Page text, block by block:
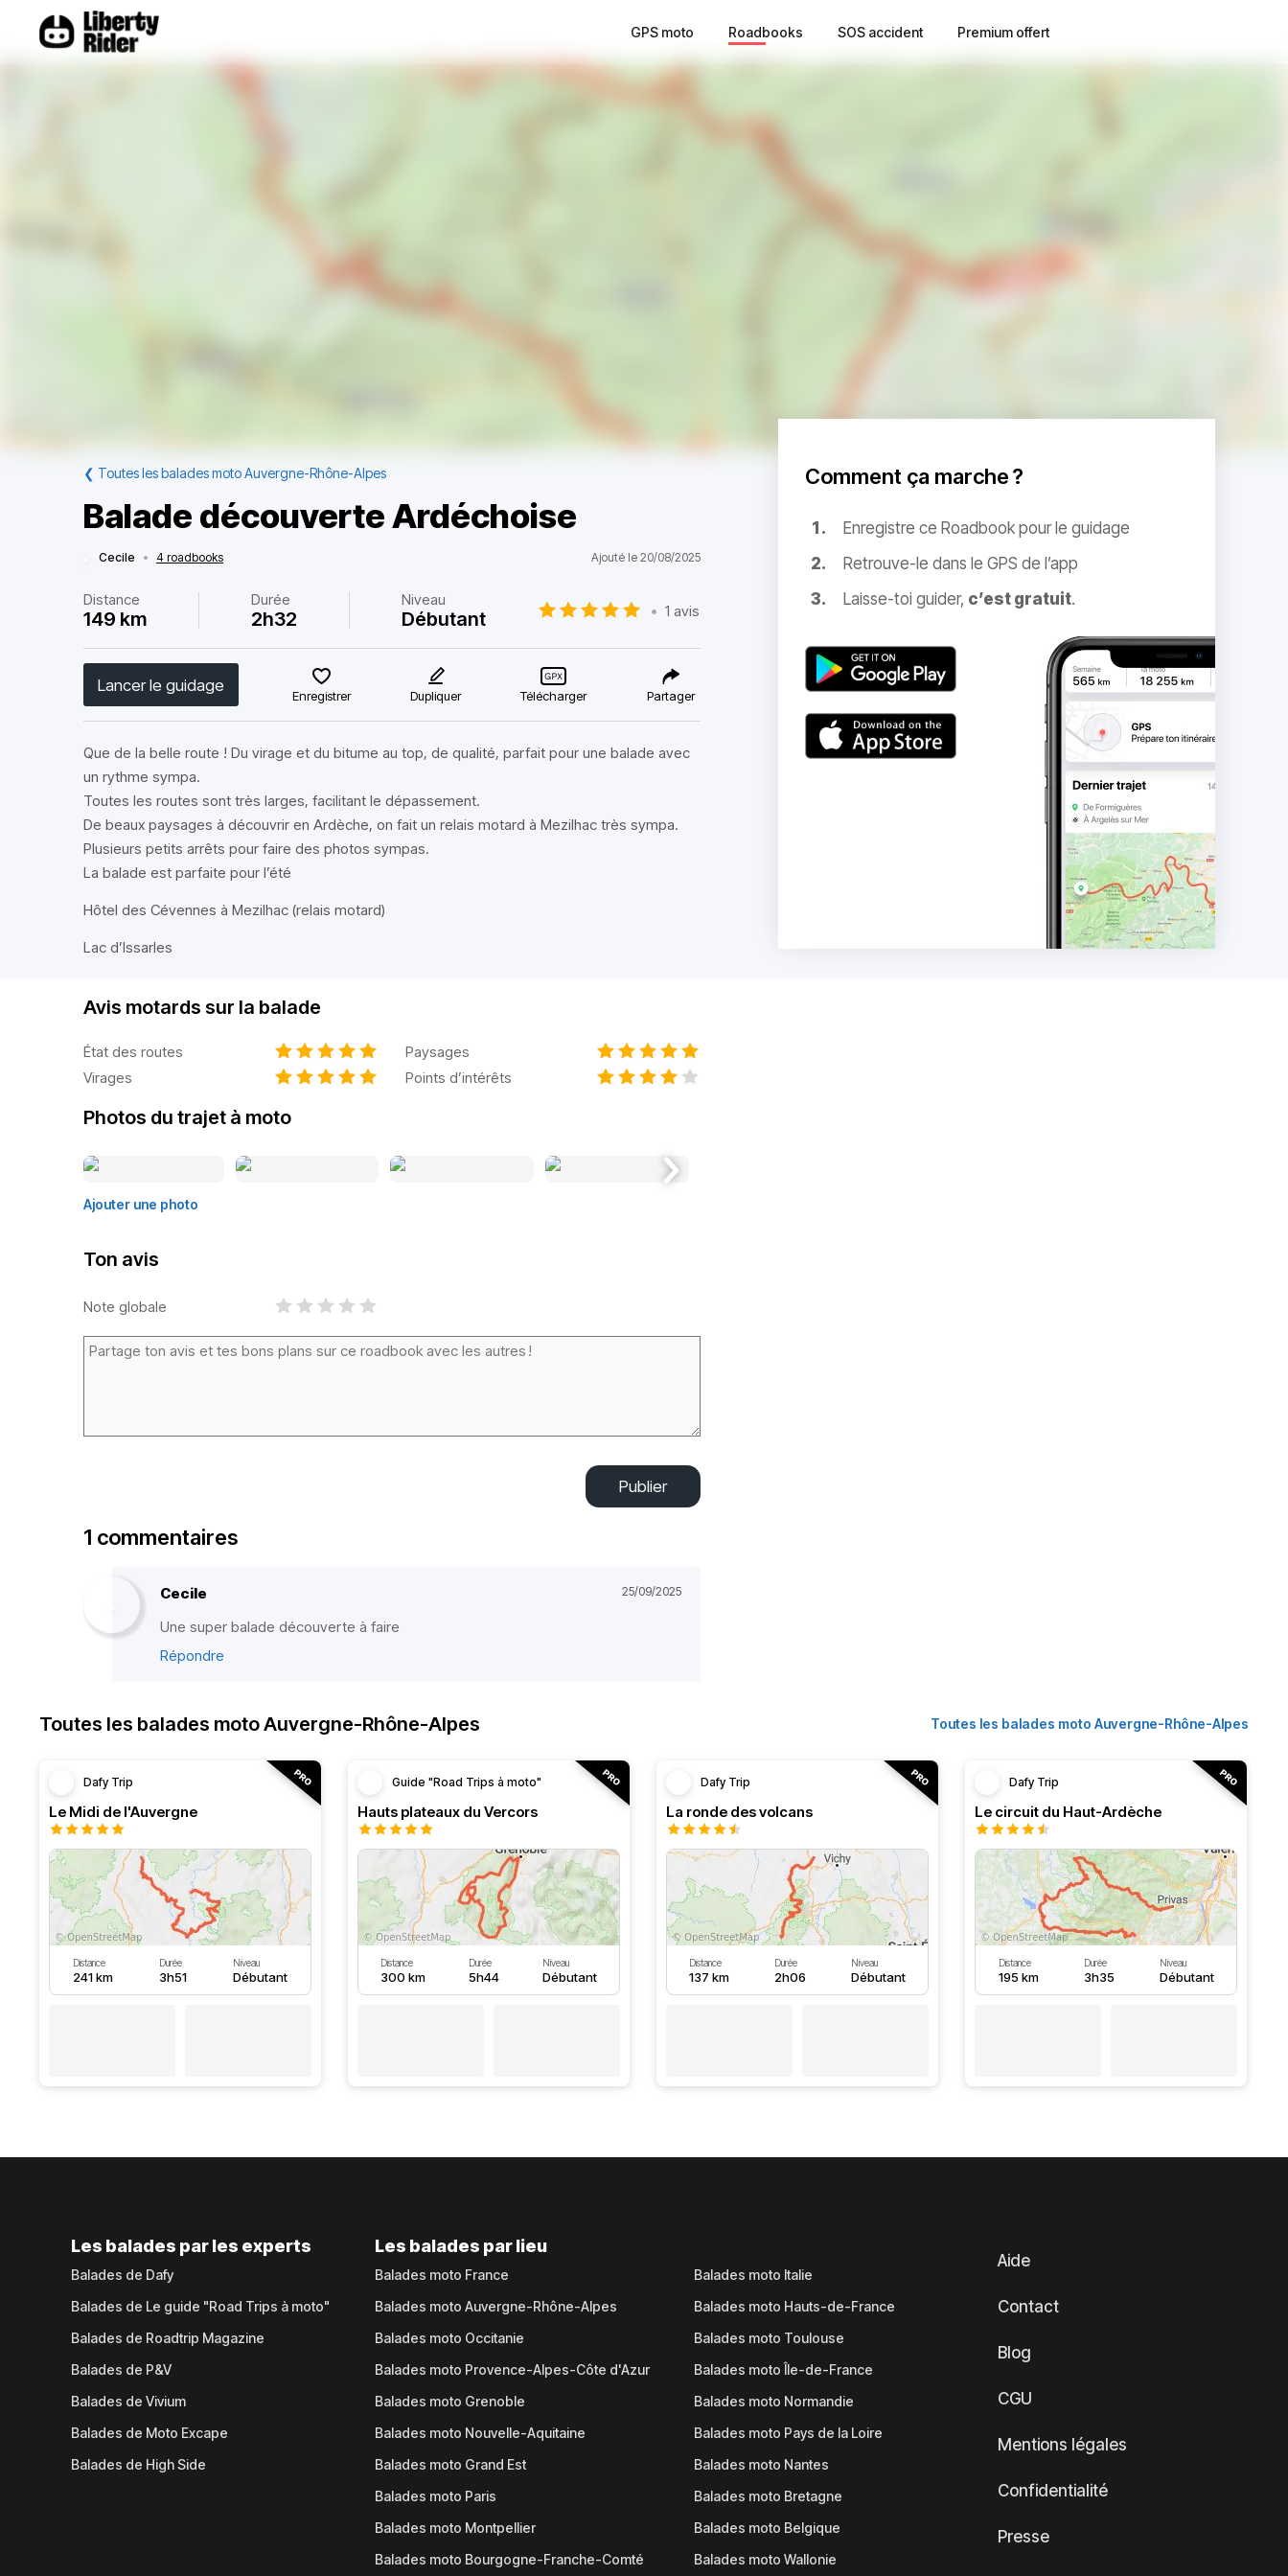
GPS moto Roadbooks SOS accident Premium offert
❮ Toutes les balades moto Auvergne-Rhône-Alpes
Balade découverte Ardéchoise
Cecile • 4 roadbooks Ajouté le 20/08/2025
Distance
149 km
Durée
2h32
Niveau
Débutant • 1 avis
Lancer le guidage
Enregistrer Dupliquer Télécharger Partager
Que de la belle route ! Du virage et du bitume au top, de qualité, parfait pour une balade avec
un rythme sympa.
Toutes les routes sont très larges, facilitant le dépassement.
De beaux paysages à découvrir en Ardèche, on fait un relais motard à Mezilhac très sympa.
Plusieurs petits arrêts pour faire des photos sympas.
La balade est parfaite pour l’été
Hôtel des Cévennes à Mezilhac (relais motard)
Lac d’Issarles
Comment ça marche ?
Enregistre ce Roadbook pour le guidage
Retrouve-le dans le GPS de l’app
Laisse-toi guider, c’est gratuit.
Avis motards sur la balade
État des routes
Paysages
Virages
Points d’intérêts
Photos du trajet à moto
Ajouter une photo
Ton avis
Note globale
Publier
1 commentaires
Cecile 25/09/2025
Une super balade découverte à faire
Répondre
Toutes les balades moto Auvergne-Rhône-Alpes Toutes les balades moto Auvergne-Rhône-Alpes
Dafy Trip
Le Midi de l'Auvergne
Distance
241 km
Durée
3h51
Niveau
Débutant
Guide "Road Trips à moto"
Hauts plateaux du Vercors
Distance
300 km
Durée
5h44
Niveau
Débutant
Dafy Trip
La ronde des volcans
Distance
137 km
Durée
2h06
Niveau
Débutant
Dafy Trip
Le circuit du Haut-Ardèche
Distance
195 km
Durée
3h35
Niveau
Débutant
Les balades par les experts
Balades de Dafy
Balades de Le guide "Road Trips à moto"
Balades de Roadtrip Magazine
Balades de P&V
Balades de Vivium
Balades de Moto Excape
Balades de High Side
Les balades par lieu
Balades moto France
Balades moto Auvergne-Rhône-Alpes
Balades moto Occitanie
Balades moto Provence-Alpes-Côte d'Azur
Balades moto Grenoble
Balades moto Nouvelle-Aquitaine
Balades moto Grand Est
Balades moto Paris
Balades moto Montpellier
Balades moto Bourgogne-Franche-Comté
Balades moto Italie
Balades moto Hauts-de-France
Balades moto Toulouse
Balades moto Île-de-France
Balades moto Normandie
Balades moto Pays de la Loire
Balades moto Nantes
Balades moto Bretagne
Balades moto Belgique
Balades moto Wallonie
Aide
Contact
Blog
CGU
Mentions légales
Confidentialité
Presse